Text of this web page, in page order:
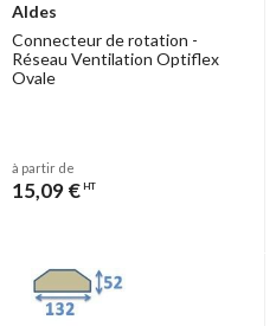
Aldes
Connecteur de rotation -
Réseau Ventilation Optiflex
Ovale
à partir de
15,09 € HT